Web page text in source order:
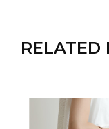
RELATED